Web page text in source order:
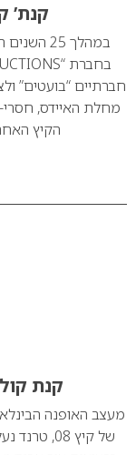
קנת’
במהלך
חברתיים “בועטים”
מחלת האיידס, חסרי-
הקיץ
קנת קול
מעצב האופנה
של קיץ 08,